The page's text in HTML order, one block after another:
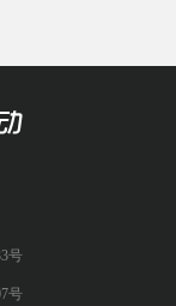
号
号